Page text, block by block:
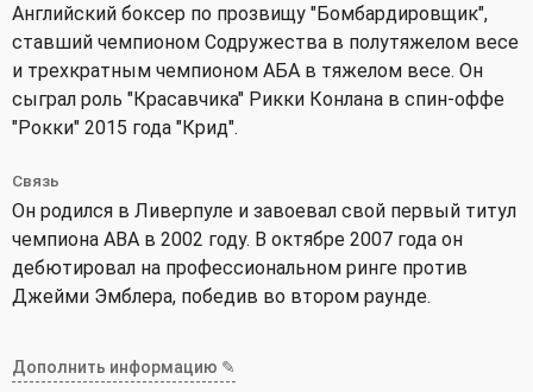
Английский боксер по прозвищу "Бомбардировщик",
ставший чемпионом Содружества в полутяжелом весе
и трехкратным чемпионом АБА в тяжелом весе. Он
сыграл роль "Красавчика" Рикки Конлана в спин-оффе
"Рокки" 2015 года "Крид".
Связь
Он родился в Ливерпуле и завоевал свой первый титул
чемпиона ABA в 2002 году. В октябре 2007 года он
дебютировал на профессиональном ринге против
Джейми Эмблера, победив во втором раунде.
Дополнить информацию ✎